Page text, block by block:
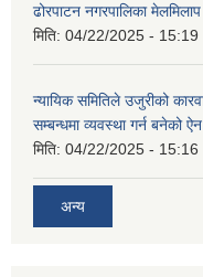
ढोरपाटन नगरपालिका
मिति: 04/22/2025 - 15:19
न्यायिक समितिले उजुरीको
सम्बन्धमा व्यवस्था गर्न बनेको
मिति: 04/22/2025 - 15:16
अन्य